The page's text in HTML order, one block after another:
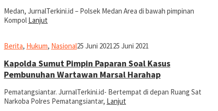
Medan, JurnalTerkini.id – Polsek Medan Area di bawah pimpinan
Kompol Lanjut
Berita, Hukum, NasionalRonald
25 Juni 202125 Juni 2021
Kapolda Sumut Pimpin Paparan Soal Kasus
Pembunuhan Wartawan Marsal Harahap
Pematangsiantar. JurnalTerkini.id- Bertempat di depan Ruang Sat
Narkoba Polres Pematangsiantar, Lanjut